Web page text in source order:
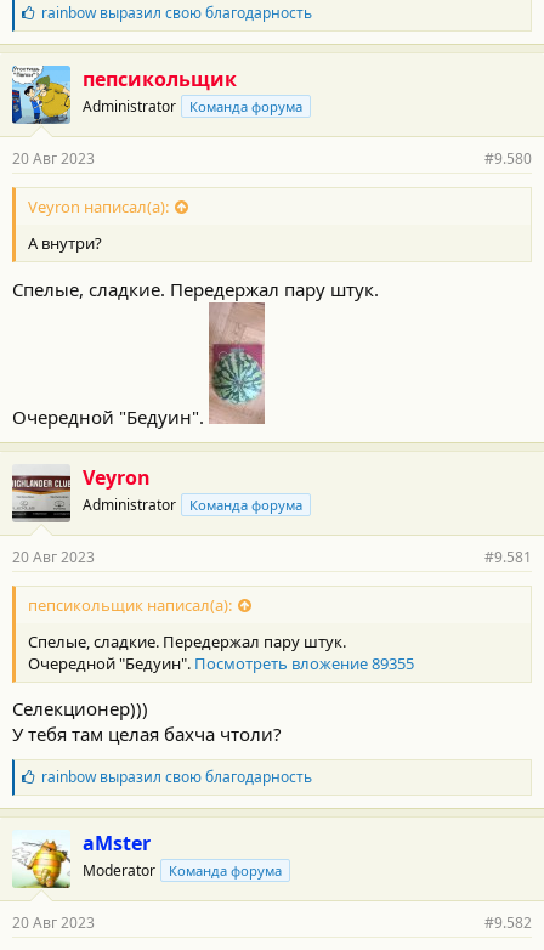
Б
л
а
г
о
д
а
н
о
с
и
:
rainbowвыразил свою благодарность
пепсикольщик
Administrator Команда форума
20 Авг 2023 #9.580
Veyron написал(а):
А внутри?
Спелые, сладкие. Передержал пару штук.
Очередной "Бедуин".
Veyron
Administrator Команда форума
20 Авг 2023 #9.581
пепсикольщик написал(а):
Спелые, сладкие. Передержал пару штук.
Очередной "Бедуин". Посмотреть вложение 89355
Селекционер)))
У тебя там целая бахча чтоли?
Б
л
а
о
д
а
н
rainbowвыразил свою благодарность
aMster
Moderator Команда форума
20 Авг 2023 #9.582